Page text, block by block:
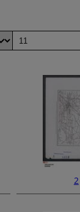
Page
2